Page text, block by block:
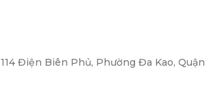
114 Điện Biên Phủ, Phường Đa Kao, Quận